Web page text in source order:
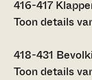
416-417
Toon details
418-431
Toon details